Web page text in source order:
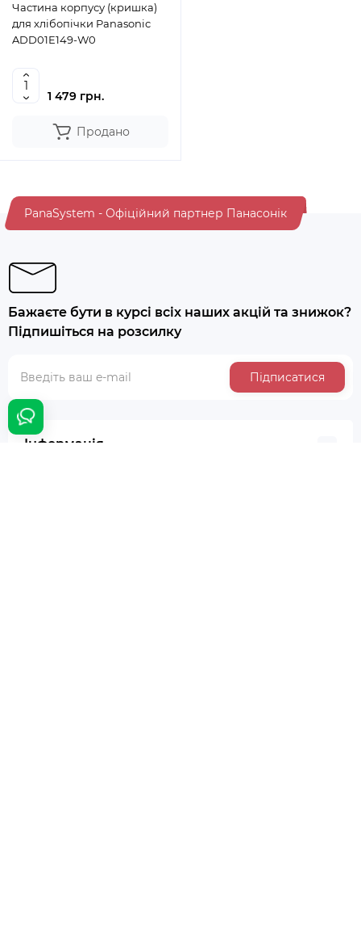
Частина корпусу (кришка)
для хлібопічки Panasonic
ADD01E149-W0
1 479 грн.
Продано
PanaSystem - Офіційний партнер Панасонік
Бажаєте бути в курсі всіх наших акцій та знижок?
Підпишіться на розсилку
Підписатися
Інформація